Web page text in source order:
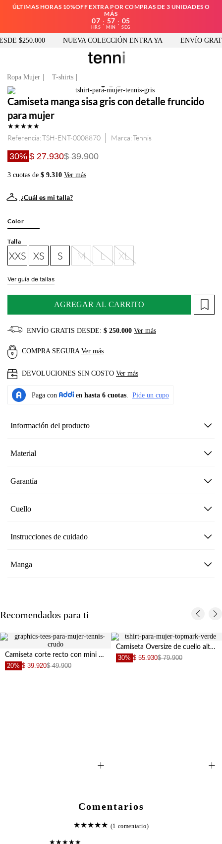
ÚLTIMAS HORAS 10%OFF EXTRA POR COMPRAS DE 3 UNIDADES O
MÁS
07
HRS
: 57
MIN
: 05
SEG
$250.000 NUEVA COLECCIÓN ENTRA YA ENVÍO
Ropa Mujer T-shirts
Camiseta manga sisa gris con detalle fruncido
para mujer
★★★★★
Referencia:TSH-ENT-0008870 Tennis
30% $ 27.930$ 39.900
3 cuotas de $ 9.310 Ver más
¿Cuál es mi talla?
Color
Talla
XXS XS S M L XL
Ver guía de tallas
AGREGAR AL CARRITO
ENVÍO GRATIS DESDE: $ 250.000 Ver más
COMPRA SEGURA Ver más
DEVOLUCIONES SIN COSTO Ver más
Información del producto
Material
Garantía
Cuello
Instrucciones de cuidado
Manga
Recomendados para ti
+
Camiseta corte recto con mini gráfico de fresa en algodón blanco para mujer
20% $ 39.920$ 49.900
+
Camiseta Oversize de cuello alto con textura ligera para mujer
30% $ 55.930$ 79.900
Comentarios
★★★★★ (1 comentario)
★★★★★